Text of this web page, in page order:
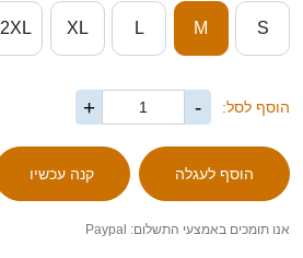
S
M
L
XL
2XL
הוסף לסל: -
+
אנו תומכים באמצעי התשלום: Paypal